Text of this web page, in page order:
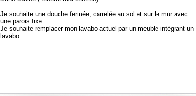
Je souhaite une douche fermée, carrelée au sol et sur le mur avec
une parois fixe.
Je souhaite remplacer mon lavabo actuel par un meuble intégrant un
lavabo.